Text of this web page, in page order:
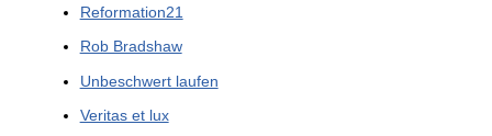
Reformation21
Rob Bradshaw
Unbeschwert laufen
Veritas et lux